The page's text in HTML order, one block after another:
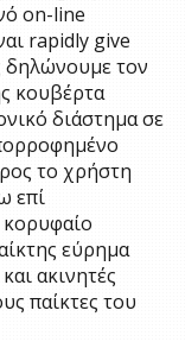
on-line
rapidly give
δηλώνουμε τον
κουβέρτα
διάστημα σε
το χρήστη
επί
εύρημα
ακινητές
παίκτες του